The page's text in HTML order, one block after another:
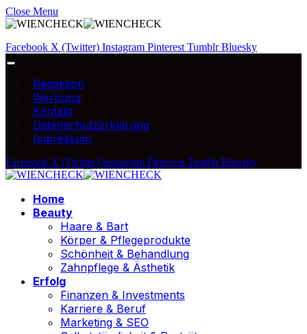
Close Menu
Facebook X (Twitter) Instagram Pinterest Tumblr Bluesky
Redaktion
Werbung
Kontakt
Datenschutzerklärung
Impressum
Facebook X (Twitter) Instagram Pinterest Tumblr Bluesky
Home
Beauty
Haare & Bart
Körper & Pflegeprodukte
Schönheit & Behandlung
Zahnpflege & Ästhetik
Erfolg
Finanzen & Investments
Karriere & Beruf
Marketing & SEO